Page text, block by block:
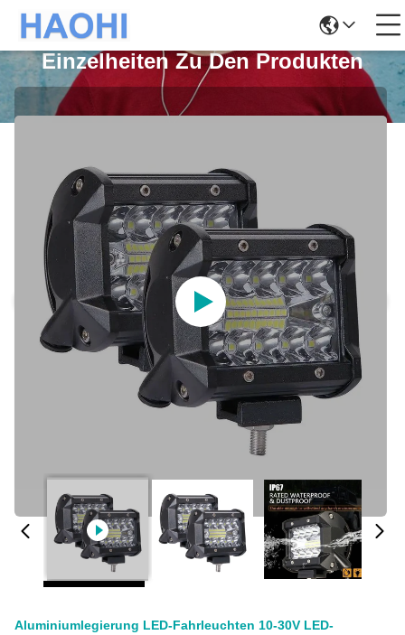
Einzelheiten Zu Den Produkten
Aluminiumlegierung LED-Fahrleuchten 10-30V LED-